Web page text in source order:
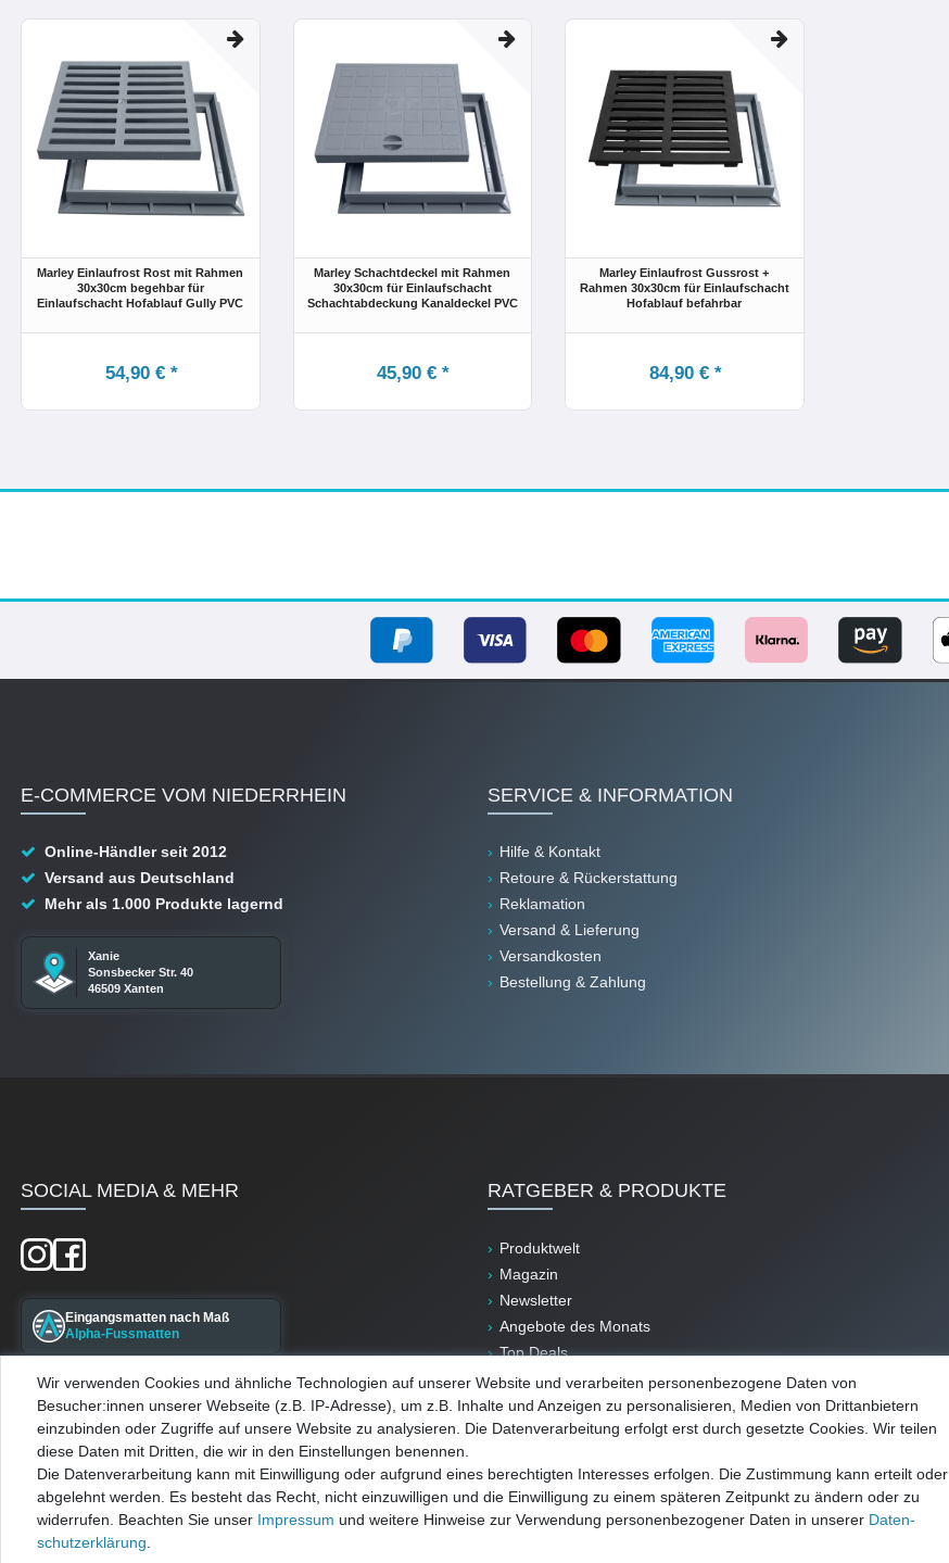
Marley Einlaufrost Rost mit Rahmen
30x30cm begehbar für
Einlaufschacht Hofablauf Gully PVC
54,90 € *
Marley Schachtdeckel mit Rahmen
30x30cm für Einlaufschacht
Schachtabdeckung Kanaldeckel PVC
45,90 € *
Marley Einlaufrost Gussrost +
Rahmen 30x30cm für Einlaufschacht
Hofablauf befahrbar
84,90 € *
E-COMMERCE VOM NIEDERRHEIN
Online-Händler seit 2012
Versand aus Deutschland
Mehr als 1.000 Produkte lagernd
Xanie
Sonsbecker Str. 40
46509 Xanten
SERVICE & INFORMATION
Hilfe & Kontakt
Retoure & Rückerstattung
Reklamation
Versand & Lieferung
Versandkosten
Bestellung & Zahlung
SOCIAL MEDIA & MEHR
Eingangsmatten nach Maß
Alpha-Fussmatten
Maßgefertigte Kellerfenster
Alpha-Kellerfenster
RATGEBER & PRODUKTE
Produktwelt
Magazin
Newsletter
Angebote des Monats
Top Deals
B-Ware
ImpressumAGBDatenschutzWiderrufsrecht Vertrag widerrufen
Wir verwenden Cookies und ähnliche Technologien auf unserer Website und verarbeiten personenbezogene Daten von
Besucher:innen unserer Webseite (z.B. IP-Adresse), um z.B. Inhalte und Anzeigen zu personalisieren, Medien von Drittanbietern
einzubinden oder Zugriffe auf unsere Website zu analysieren. Die Datenverarbeitung erfolgt erst durch gesetzte Cookies. Wir teilen
diese Daten mit Dritten, die wir in den Einstellungen benennen.
Die Datenverarbeitung kann mit Einwilligung oder aufgrund eines berechtigten Interesses erfolgen. Die Zustimmung kann erteilt oder
abgelehnt werden. Es besteht das Recht, nicht einzuwilligen und die Einwilligung zu einem späteren Zeitpunkt zu ändern oder zu
widerrufen. Beachten Sie unser Impressum und weitere Hinweise zur Verwendung personenbezogener Daten in unserer Daten­
schutz­erklärung